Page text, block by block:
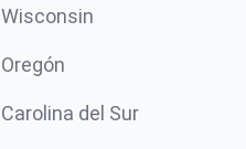
Wisconsin
Oregón
Carolina del Sur